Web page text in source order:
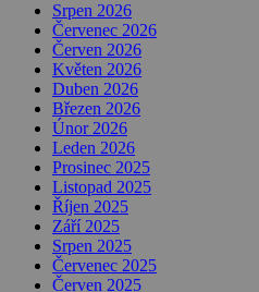
Srpen 2026
Červenec 2026
Červen 2026
Květen 2026
Duben 2026
Březen 2026
Únor 2026
Leden 2026
Prosinec 2025
Listopad 2025
Říjen 2025
Září 2025
Srpen 2025
Červenec 2025
Červen 2025